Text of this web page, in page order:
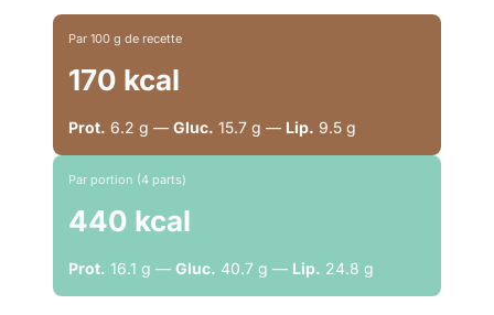
Par 100 g de recette
170 kcal
Prot. 6.2 g — Gluc. 15.7 g — Lip. 9.5 g
Par portion (4 parts)
440 kcal
Prot. 16.1 g — Gluc. 40.7 g — Lip. 24.8 g